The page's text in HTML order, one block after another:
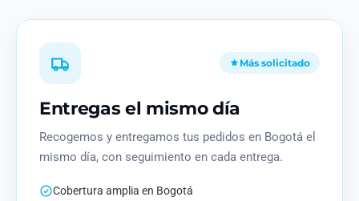
Más solicitado
Entregas el mismo día
Recogemos y entregamos tus pedidos en Bogotá el
mismo día, con seguimiento en cada entrega.
Cobertura amplia en Bogotá